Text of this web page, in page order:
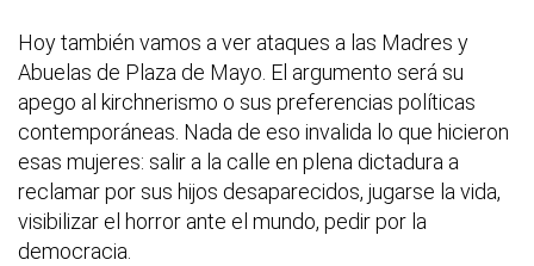
Hoy también vamos a ver ataques a las Madres y
Abuelas de Plaza de Mayo. El argumento será su
apego al kirchnerismo o sus preferencias políticas
contemporáneas. Nada de eso invalida lo que hicieron
esas mujeres: salir a la calle en plena dictadura a
reclamar por sus hijos desaparecidos, jugarse la vida,
visibilizar el horror ante el mundo, pedir por la
democracia.